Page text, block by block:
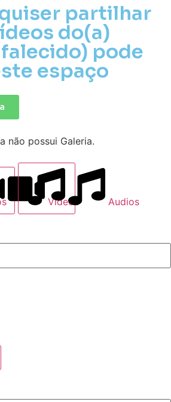
partilhar
do(a)
pode
espaço
não possui Galeria.
Videos Audios